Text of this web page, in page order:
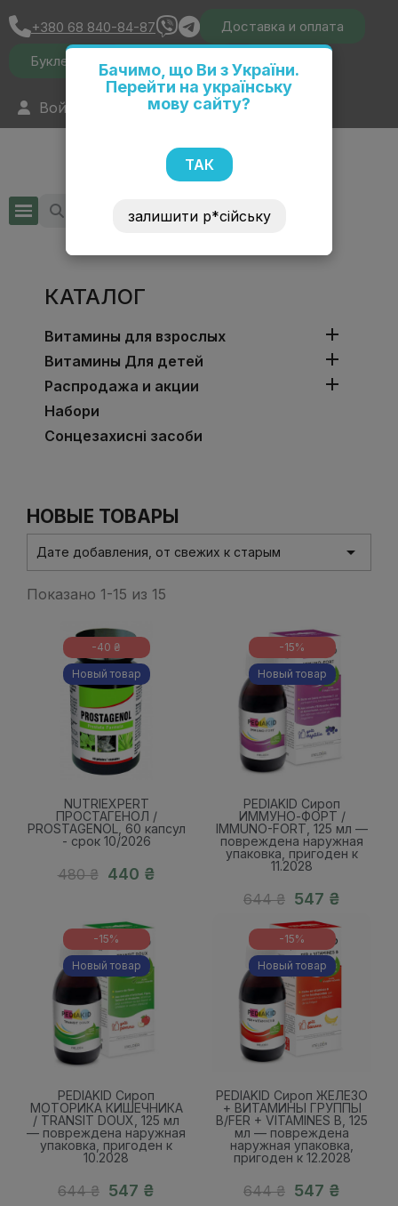
Бачимо, що Ви з України.
Перейти на українську
мову сайту?
ТАК
залишити р*сійську
+380 68 840-84-87 Доставка и оплата
Буклеты Сертификаты Акции
Войти Русский
КАТАЛОГ
Витамины для взрослых 
Витамины Для детей 
Распродажа и акции 
Набори
Сонцезахисні засоби
НОВЫЕ ТОВАРЫ
Дате добавления, от свежих к старым 
Показано 1-15 из 15
-40 ₴
Новый товар
NUTRIEXPERT
ПРОСТАГЕНОЛ /
PROSTAGENOL, 60 капсул
- срок 10/2026
480 ₴ 440 ₴
-15%
Новый товар
PEDIAKID Сироп
ИММУНО-ФОРТ /
IMMUNO-FORT, 125 мл —
повреждена наружная
упаковка, пригоден к
11.2028
644 ₴ 547 ₴
-15%
Новый товар
PEDIAKID Сироп
МОТОРИКА КИШЕЧНИКА
/ TRANSIT DOUX, 125 мл
— повреждена наружная
упаковка, пригоден к
10.2028
644 ₴ 547 ₴
-15%
Новый товар
PEDIAKID Сироп ЖЕЛЕЗО
+ ВИТАМИНЫ ГРУППЫ
В/FER + VITAMINES B, 125
мл — повреждена
наружная упаковка,
пригоден к 12.2028
644 ₴ 547 ₴